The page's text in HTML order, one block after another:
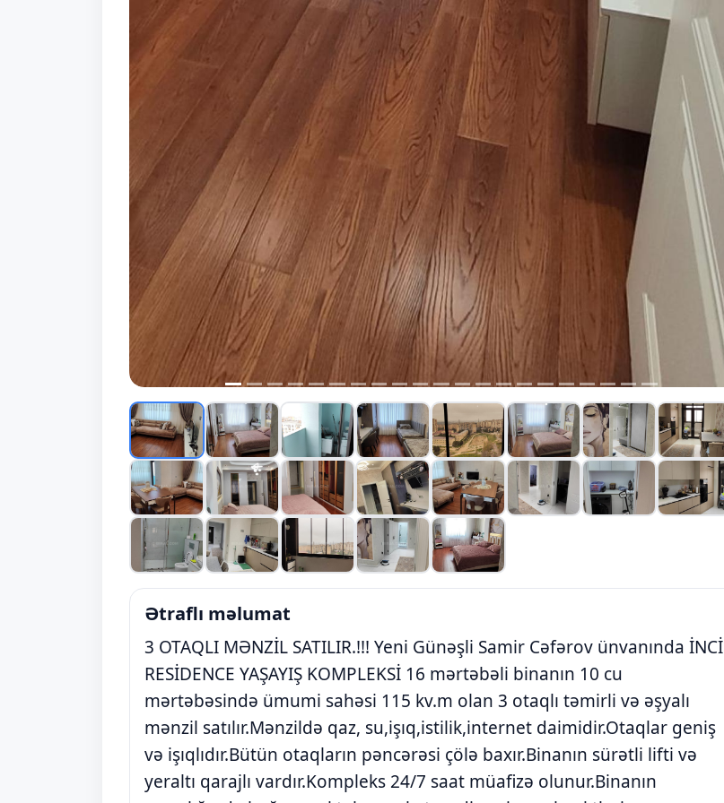
Ətraflı məlumat
3 OTAQLI MƏNZİL SATILIR.!!! Yeni Günəşli Samir Cəfərov ünvanında İNCİ
RESİDENCE YAŞAYIŞ KOMPLEKSİ 16 mərtəbəli binanın 10 cu
mərtəbəsində ümumi sahəsi 115 kv.m olan 3 otaqlı təmirli və əşyalı
mənzil satılır.Mənzildə qaz, su,işıq,istilik,internet daimidir.Otaqlar geniş
və işıqlıdır.Bütün otaqların pəncərəsi çölə baxır.Binanın sürətli lifti və
yeraltı qarajlı vardır.Kompleks 24/7 saat müafizə olunur.Binanın